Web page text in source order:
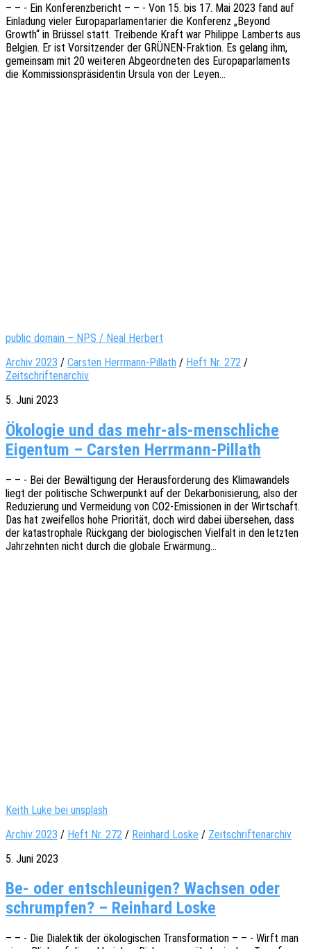
– – - Ein Konfe­renz­be­richt – – - Von 15. bis 17. Mai 2023 fand auf
Einla­dung vieler Euro­pa­par­la­men­ta­ri­er die Konfe­renz „Beyond
Growth“ in Brüs­sel statt. Trei­ben­de Kraft war Phil­ip­pe Lamberts aus
Belgi­en. Er ist Vorsit­zen­der der GRÜNEN-Frak­­ti­on. Es gelang ihm,
gemein­sam mit 20 weite­ren Abge­ord­ne­ten des Euro­pa­par­la­ments
die Kommis­si­ons­prä­si­den­tin Ursula von der Leyen…
public domain – NPS / Neal Herbert
Archiv 2023 / Carsten Herrmann-Pillath / Heft Nr. 272 /
Zeitschriftenarchiv
5. Juni 2023
Ökologie und das mehr-als-menschliche
Eigentum – Carsten Herrmann-Pillath
– – - Bei der Bewäl­ti­gung der Heraus­for­de­rung des Klima­wan­dels
liegt der poli­ti­sche Schwer­punkt auf der Dekar­bo­ni­sie­rung, also der
Redu­zie­rung und Vermei­dung von CO2-Emis­­sio­­nen in der Wirt­schaft.
Das hat zwei­fel­los hohe Prio­ri­tät, doch wird dabei über­se­hen, dass
der kata­stro­pha­le Rück­gang der biolo­gi­schen Viel­falt in den letz­ten
Jahr­zehn­ten nicht durch die globa­le Erwärmung…
Keith Luke bei unsplash
Archiv 2023 / Heft Nr. 272 / Reinhard Loske / Zeitschriftenarchiv
5. Juni 2023
Be- oder entschleunigen? Wachsen oder
schrumpfen? – Reinhard Loske
– – - Die Dialek­tik der ökolo­gi­schen Trans­for­ma­ti­on – – - Wirft man